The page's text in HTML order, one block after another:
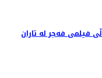
فیلمی فەجر لە تاران